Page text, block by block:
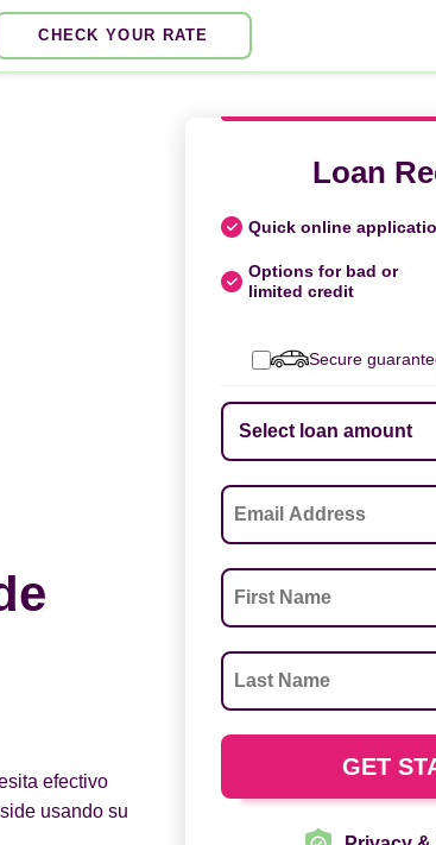
CHECK YOUR RATE
efectivo
usando su
Loan
Quick online
Options for bad or
limited credit
Secure